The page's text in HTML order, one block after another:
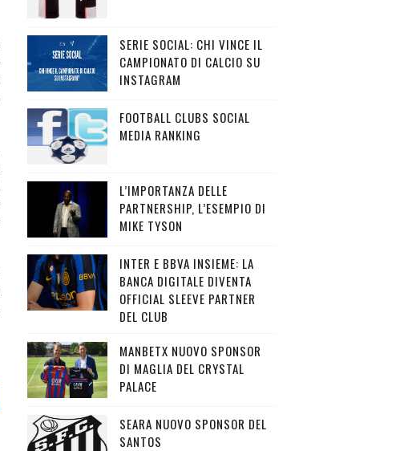
SERIE SOCIAL: CHI VINCE IL
CAMPIONATO DI CALCIO SU
INSTAGRAM
FOOTBALL CLUBS SOCIAL
MEDIA RANKING
L’IMPORTANZA DELLE
PARTNERSHIP, L’ESEMPIO DI
MIKE TYSON
INTER E BBVA INSIEME: LA
BANCA DIGITALE DIVENTA
OFFICIAL SLEEVE PARTNER
DEL CLUB
MANBETX NUOVO SPONSOR
DI MAGLIA DEL CRYSTAL
PALACE
SEARA NUOVO SPONSOR DEL
SANTOS